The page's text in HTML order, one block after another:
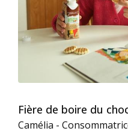
Fière de boire du
Camélia -